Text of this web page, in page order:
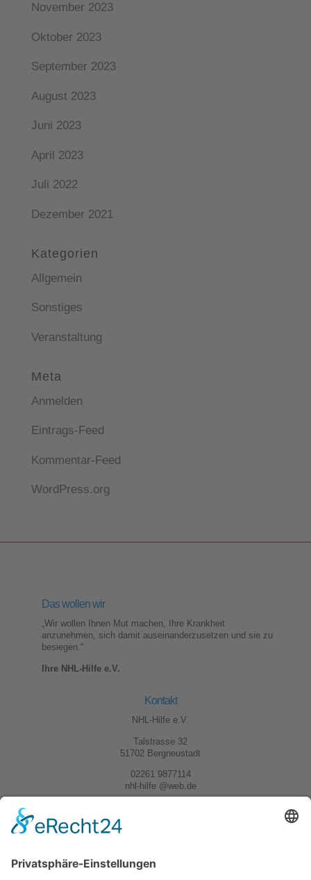
November 2023
Oktober 2023
September 2023
August 2023
Juni 2023
April 2023
Juli 2022
Dezember 2021
Kategorien
Allgemein
Sonstiges
Veranstaltung
Meta
Anmelden
Eintrags-Feed
Kommentar-Feed
WordPress.org
Das wollen wir
„Wir wollen Ihnen Mut machen, Ihre Krankheit
anzunehmen, sich damit auseinanderzusetzen und sie zu
besiegen.“
Ihre NHL-Hilfe e.V.
Kontakt
NHL-Hilfe e.V.
Talstrasse 32
51702 Bergneustadt
02261 9877114
nhl-hilfe @web.de
Kontakt